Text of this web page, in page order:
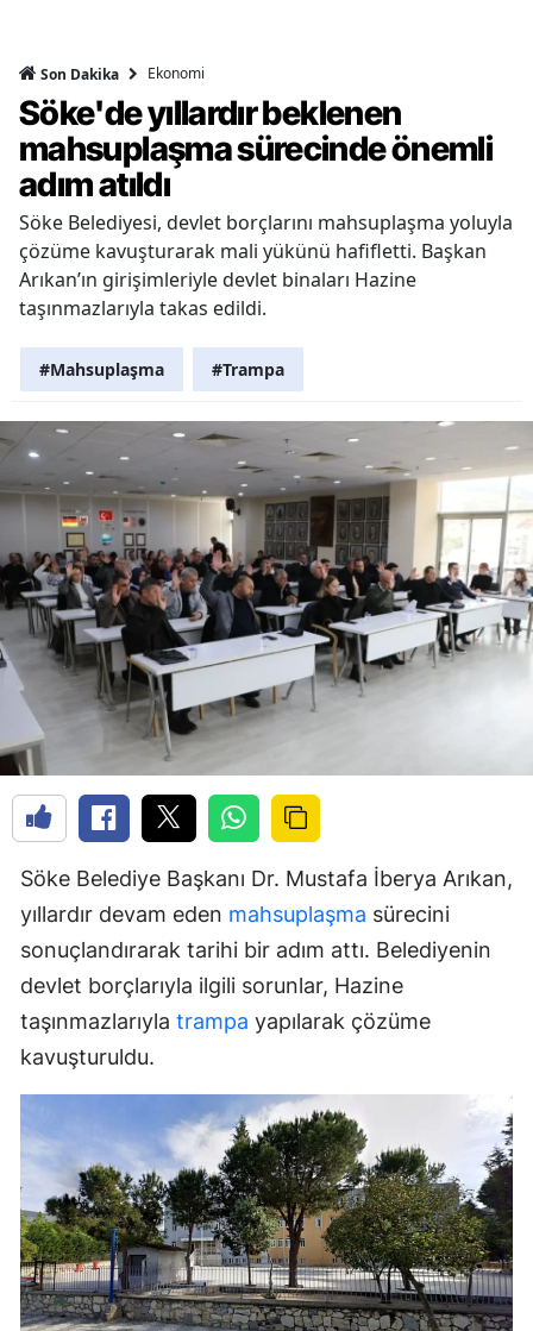
Son Dakika Ekonomi
Söke'de yıllardır beklenen
mahsuplaşma sürecinde önemli
adım atıldı
Söke Belediyesi, devlet borçlarını mahsuplaşma yoluyla
çözüme kavuşturarak mali yükünü hafifletti. Başkan
Arıkan’ın girişimleriyle devlet binaları Hazine
taşınmazlarıyla takas edildi.
#Mahsuplaşma #Trampa
Söke Belediye Başkanı Dr. Mustafa İberya Arıkan,
yıllardır devam eden mahsuplaşma sürecini
sonuçlandırarak tarihi bir adım attı. Belediyenin
devlet borçlarıyla ilgili sorunlar, Hazine
taşınmazlarıyla trampa yapılarak çözüme
kavuşturuldu.